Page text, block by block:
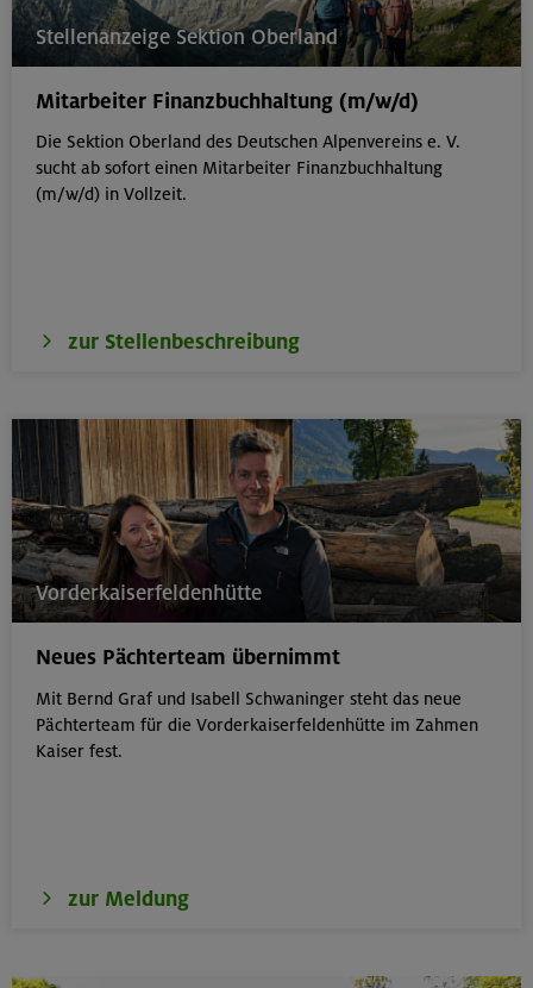
Stellenanzeige Sektion Oberland
Mitarbeiter Finanzbuchhaltung (m/w/d)
Die Sektion Oberland des Deutschen Alpenvereins e. V.
sucht ab sofort einen Mitarbeiter Finanzbuchhaltung
(m/w/d) in Vollzeit.
zur Stellenbeschreibung
Vorderkaiserfeldenhütte
Neues Pächterteam übernimmt
Mit Bernd Graf und Isabell Schwaninger steht das neue
Pächterteam für die Vorderkaiserfeldenhütte im Zahmen
Kaiser fest.
zur Meldung